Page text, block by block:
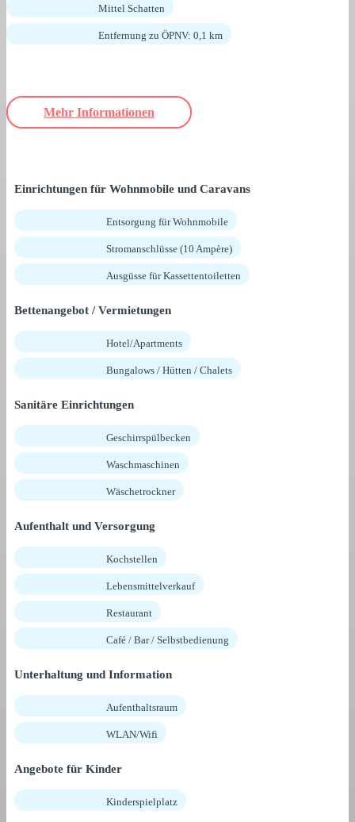
Mittel Schatten
Entfernung zu ÖPNV: 0,1 km
Mehr Informationen
Einrichtungen für Wohnmobile und Caravans
Entsorgung für Wohnmobile
Stromanschlüsse (10 Ampère)
Ausgüsse für Kassettentoiletten
Bettenangebot / Vermietungen
Hotel/Apartments
Bungalows / Hütten / Chalets
Sanitäre Einrichtungen
Geschirrspülbecken
Waschmaschinen
Wäschetrockner
Aufenthalt und Versorgung
Kochstellen
Lebensmittelverkauf
Restaurant
Café / Bar / Selbstbedienung
Unterhaltung und Information
Aufenthaltsraum
WLAN/Wifi
Angebote für Kinder
Kinderspielplatz